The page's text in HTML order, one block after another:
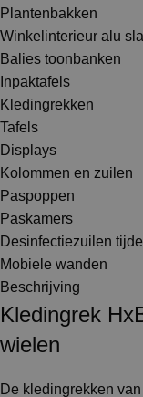
Plantenbakken
Winkelinterieur alu
Balies toonbanken
Inpaktafels
Kledingrekken
Tafels
Displays
Kolommen en zuilen
Paspoppen
Paskamers
Desinfectiezuilen
Mobiele wanden
Beschrijving
Kledingrek
wielen
De kledingrekken